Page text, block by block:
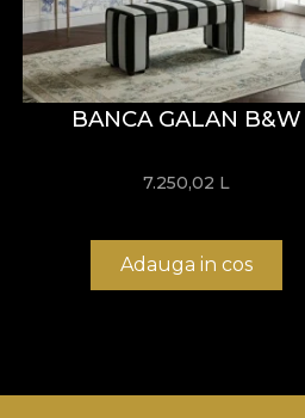
BANCA GALAN B&W
7.250,02 L
Adauga in cos